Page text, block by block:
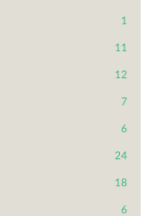
1
11
12
7
6
24
18
6